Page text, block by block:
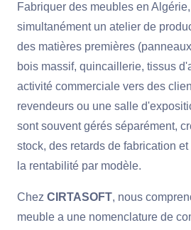
Fabriquer des meubles en
simultanément un atelier de
des matières premières
bois massif, quincaillerie, tissus
activité commerciale vers des
revendeurs ou une salle
sont souvent gérés séparément,
stock, des retards de fabrication
la rentabilité par modèle.
Chez CIRTASOFT, nous
meuble a une nomenclature de